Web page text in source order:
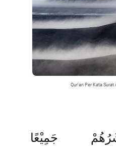
Qur'an Per Kata Surat
جَمِيْعًا